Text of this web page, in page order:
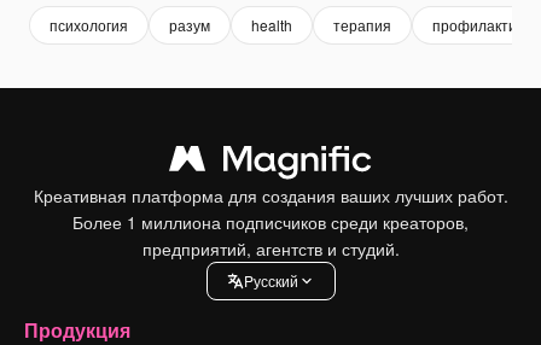
психология разум health терапия профилактика
Креативная платформа для создания ваших лучших работ.
Более 1 миллиона подписчиков среди креаторов,
предприятий, агентств и студий.
Pусский
Продукция